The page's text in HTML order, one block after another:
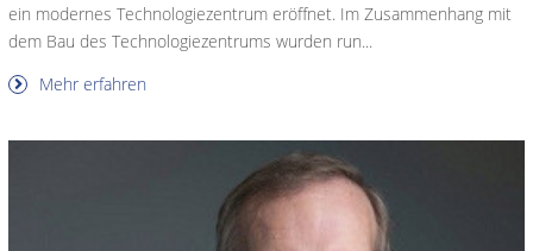
ein modernes Technologiezentrum eröffnet. Im Zusammenhang mit
dem Bau des Technologiezentrums wurden run...
Mehr erfahren